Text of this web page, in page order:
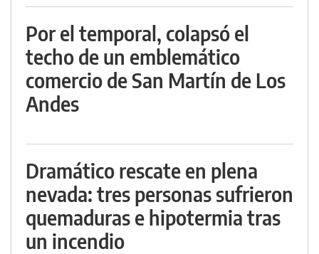
Por el temporal, colapsó el
techo de un emblemático
comercio de San Martín de Los
Andes
Dramático rescate en plena
nevada: tres personas sufrieron
quemaduras e hipotermia tras
un incendio